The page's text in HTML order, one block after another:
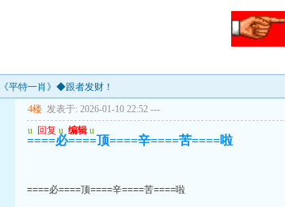
平特一肖》◆跟者发财！
4楼 发表于: 2026-01-10 22:52 ---
u 回复 u 编辑 u
====必====顶====辛====苦====啦
====必====顶====辛====苦====啦